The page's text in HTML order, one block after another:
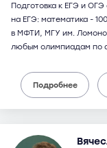
Подготовка к ЕГЭ и
на ЕГЭ: математика -
в МФТИ, МГУ им.
любым олимпиадам по
Подробнее